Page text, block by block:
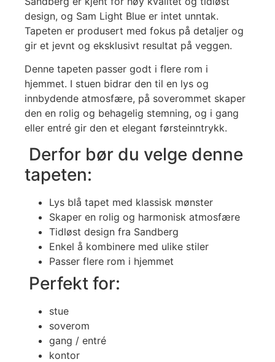
design, og Sam Light Blue er intet unntak.
Tapeten er produsert med fokus på detaljer og
gir et jevnt og eksklusivt resultat på veggen.
Denne tapeten passer godt i flere rom i
hjemmet. I stuen bidrar den til en lys og
innbydende atmosfære, på soverommet skaper
den en rolig og behagelig stemning, og i gang
eller entré gir den et elegant førsteinntrykk.
Derfor bør du velge denne
tapeten:
Lys blå tapet med klassisk mønster
Skaper en rolig og harmonisk atmosfære
Tidløst design fra Sandberg
Enkel å kombinere med ulike stiler
Passer flere rom i hjemmet
Perfekt for:
stue
soverom
gang / entré
kontor